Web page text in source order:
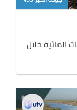
المائية خلال